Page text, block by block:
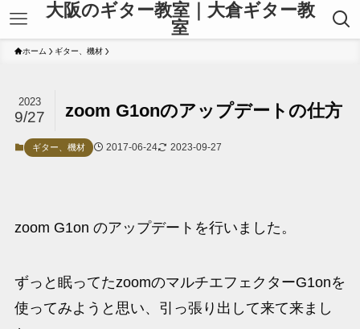
大阪のギター教室｜大倉ギター教
室
ホーム ギター、機材
zoom G1onのアップデートの仕方
2023
9/27
ギター、機材 2017-06-24 2023-09-27
zoom G1on のアップデートを行いました。
ずっと眠ってたzoomのマルチエフェクターG1onを
使ってみようと思い、引っ張り出して来て来まし